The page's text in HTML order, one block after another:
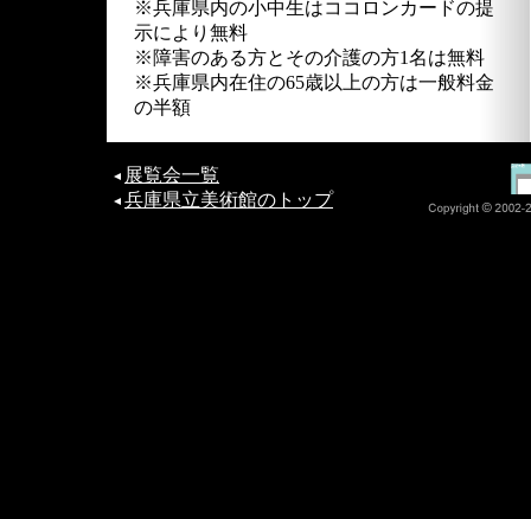
※兵庫県内の小中生はココロンカードの提
示により無料
※障害のある方とその介護の方1名は無料
※兵庫県内在住の65歳以上の方は一般料金
の半額
展覧会一覧
兵庫県立美術館のトップ